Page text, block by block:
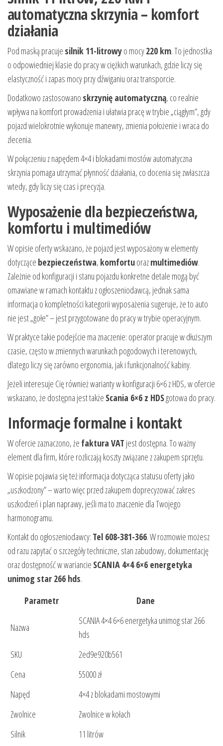
automatyczna skrzynia – komfort
działania
Pod maską pracuje silnik 11-litrowyo mocy220 km. To jednostka
o odpowiedniej klasie do pracy w ciężkich warunkach, gdzie liczy się
elastyczność i zapas mocy przy dźwiganiu oraz transporcie.
Dodatkowo zastosowano skrzynię automatyczną, co realnie
wpływa na komfort prowadzenia i ułatwia pracę w trybie „ciągłym”, gdy
pojazd wielokrotnie wykonuje manewry, zmienia położenie i wraca do
zlecenia.
W połączeniu z napędem 4×4 i blokadami mostów automatyczna
skrzynia pomaga utrzymać płynność działania, co docenia się zwłaszcza
wtedy, gdy liczy się czas i precyzja.
Wyposażenie dla bezpieczeństwa,
komfortu i multimediów
W opisie oferty wskazano, że pojazd jest wyposażony w elementy
dotyczące bezpieczeństwa, komfortuorazmultimediów.
Zależnie od konfiguracji i stanu pojazdu konkretne detale mogą być
omawiane w ramach kontaktu z ogłoszeniodawcą, jednak sama
informacja o kompletności kategorii wyposażenia sugeruje, że to auto
nie jest „gołe” – jest przygotowane do pracy w trybie operacyjnym.
W praktyce takie podejście ma znaczenie: operator pracuje w dłuższym
czasie, często w zmiennych warunkach pogodowych i terenowych,
dlatego liczy się zarówno ergonomia, jak i funkcjonalność kabiny.
Jeżeli interesuje Cię również warianty w konfiguracji 6×6 z HDS, w ofercie
wskazano, że dostępna jest także Scania 6×6 z HDSgotowa do pracy.
Informacje formalne i kontakt
W ofercie zaznaczono, że faktura VAT jest dostępna. To ważny
element dla firm, które rozliczają koszty związane z zakupem sprzętu.
W opisie pojawia się też informacja dotycząca statusu oferty jako
„uszkodzony” – warto więc przed zakupem doprecyzować zakres
uszkodzeń i plan naprawy, jeśli ma to znaczenie dla Twojego
harmonogramu.
Kontakt do ogłoszeniodawcy: Tel 608-381-366. W rozmowie możesz
od razu zapytać o szczegóły techniczne, stan zabudowy, dokumentację
oraz dostępność w wariancie SCANIA 4×4 6×6 energetyka
unimog star 266 hds.
Parametr
Dane
Nazwa
SCANIA 4×4 6×6 energetyka unimog star 266
hds
SKU
2ed9e920b561
Cena
55000 zł
Napęd
4×4 z blokadami mostowymi
Zwolnice
Zwolnice w kołach
Silnik
11 litrów